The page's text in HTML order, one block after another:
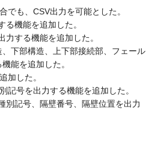
も、CSV出力を可能とした。
機能を追加した。
する機能を追加した。
下部構造、上下部接続部、フェール
能を追加した。
加した。
号を出力する機能を追加した。
記号、隔壁番号、隔壁位置を出力